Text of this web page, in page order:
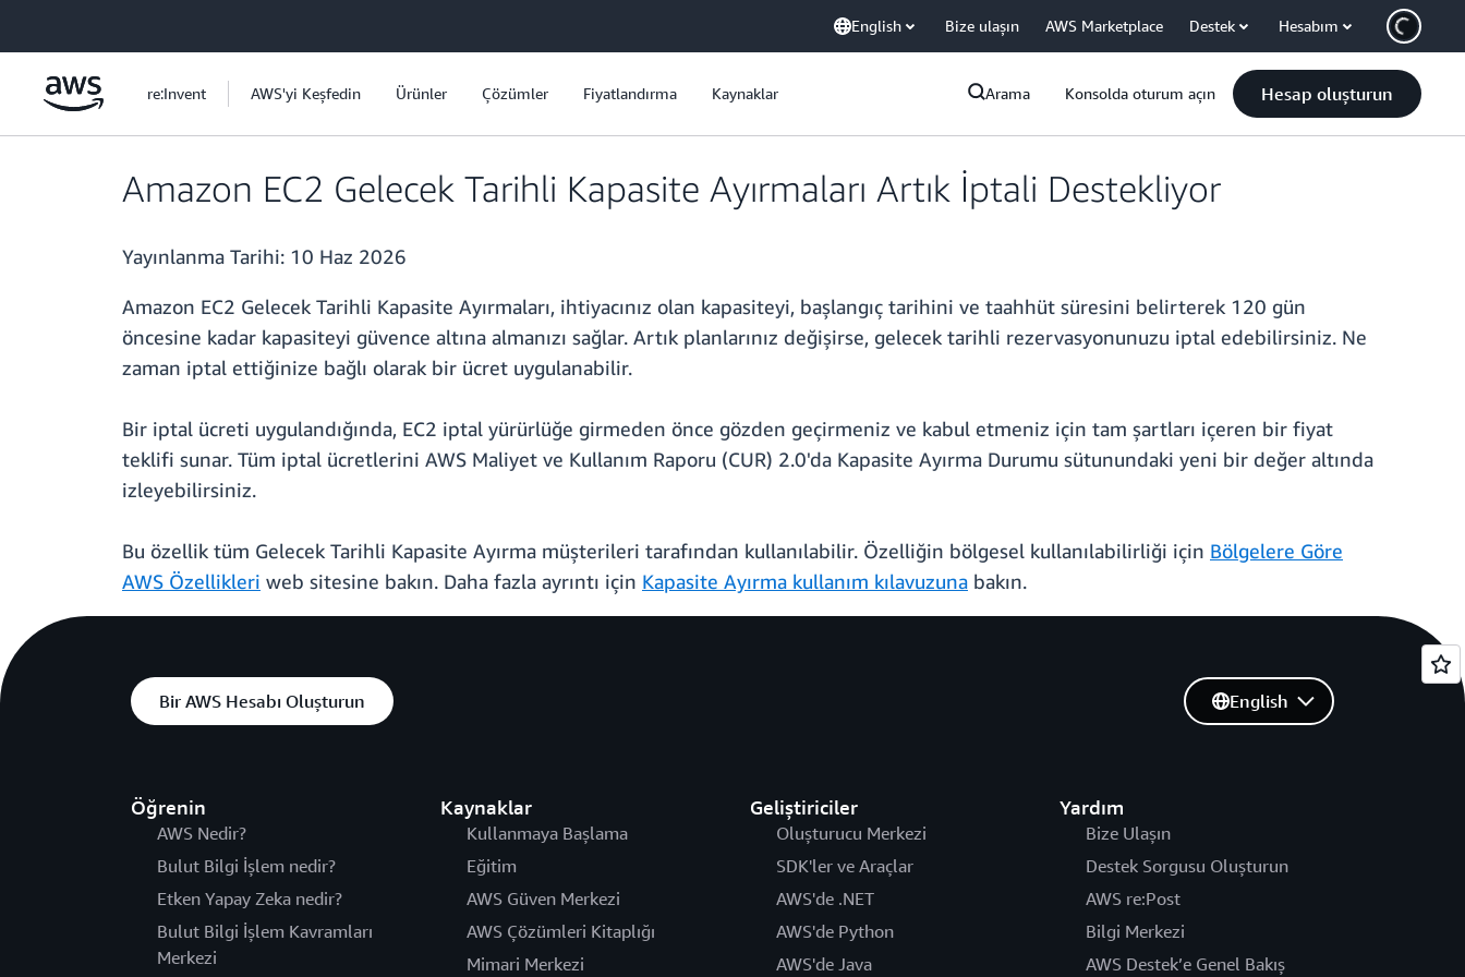
English Bize ulaşın AWS Marketplace Destek Hesabım
re:Invent AWS'yi Keşfedin Ürünler Çözümler Fiyatlandırma Kaynaklar Arama Konsolda oturum açın Hesap oluşturun
Amazon EC2 Gelecek Tarihli Kapasite Ayırmaları Artık İptali Destekliyor
Yayınlanma Tarihi: 10 Haz 2026
Amazon EC2 Gelecek Tarihli Kapasite Ayırmaları, ihtiyacınız olan kapasiteyi, başlangıç tarihini ve taahhüt süresini belirterek 120 gün
öncesine kadar kapasiteyi güvence altına almanızı sağlar. Artık planlarınız değişirse, gelecek tarihli rezervasyonunuzu iptal edebilirsiniz. Ne
zaman iptal ettiğinize bağlı olarak bir ücret uygulanabilir.
Bir iptal ücreti uygulandığında, EC2 iptal yürürlüğe girmeden önce gözden geçirmeniz ve kabul etmeniz için tam şartları içeren bir fiyat
teklifi sunar. Tüm iptal ücretlerini AWS Maliyet ve Kullanım Raporu (CUR) 2.0'da Kapasite Ayırma Durumu sütunundaki yeni bir değer altında
izleyebilirsiniz.
Bu özellik tüm Gelecek Tarihli Kapasite Ayırma müşterileri tarafından kullanılabilir. Özelliğin bölgesel kullanılabilirliği için Bölgelere Göre
AWS Özellikleri web sitesine bakın. Daha fazla ayrıntı için Kapasite Ayırma kullanım kılavuzuna bakın.
Bir AWS Hesabı Oluşturun
Öğrenin
AWS Nedir?
Bulut Bilgi İşlem nedir?
Etken Yapay Zeka nedir?
Bulut Bilgi İşlem Kavramları
Merkezi
Kaynaklar
Kullanmaya Başlama
Eğitim
AWS Güven Merkezi
AWS Çözümleri Kitaplığı
Mimari Merkezi
Geliştiriciler
Oluşturucu Merkezi
SDK'ler ve Araçlar
AWS'de .NET
AWS'de Python
AWS'de Java
Yardım
Bize Ulaşın
Destek Sorgusu Oluşturun
AWS re:Post
Bilgi Merkezi
AWS Destek’e Genel Bakış
English